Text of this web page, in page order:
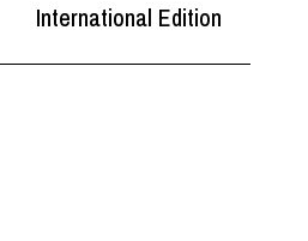
International Edition